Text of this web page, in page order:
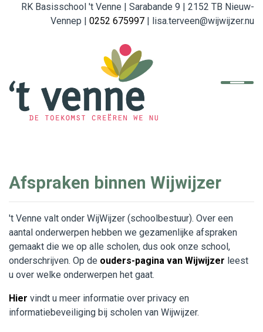
RK Basisschool 't Venne | Sarabande 9 | 2152 TB Nieuw-
Vennep | 0252 675997 | lisa.terveen@wijwijzer.nu
Home
De school
Referenties
Ouders
Beleid en Formulieren
Werken bij WijWijzer
Contact
Afspraken binnen Wijwijzer
't Venne valt onder WijWijzer (schoolbestuur). Over een
aantal onderwerpen hebben we gezamenlijke afspraken
gemaakt die we op alle scholen, dus ook onze school,
onderschrijven. Op de ouders-pagina van Wijwijzer leest
u over welke onderwerpen het gaat.
Hier vindt u meer informatie over privacy en
informatiebeveiliging bij scholen van Wijwijzer.